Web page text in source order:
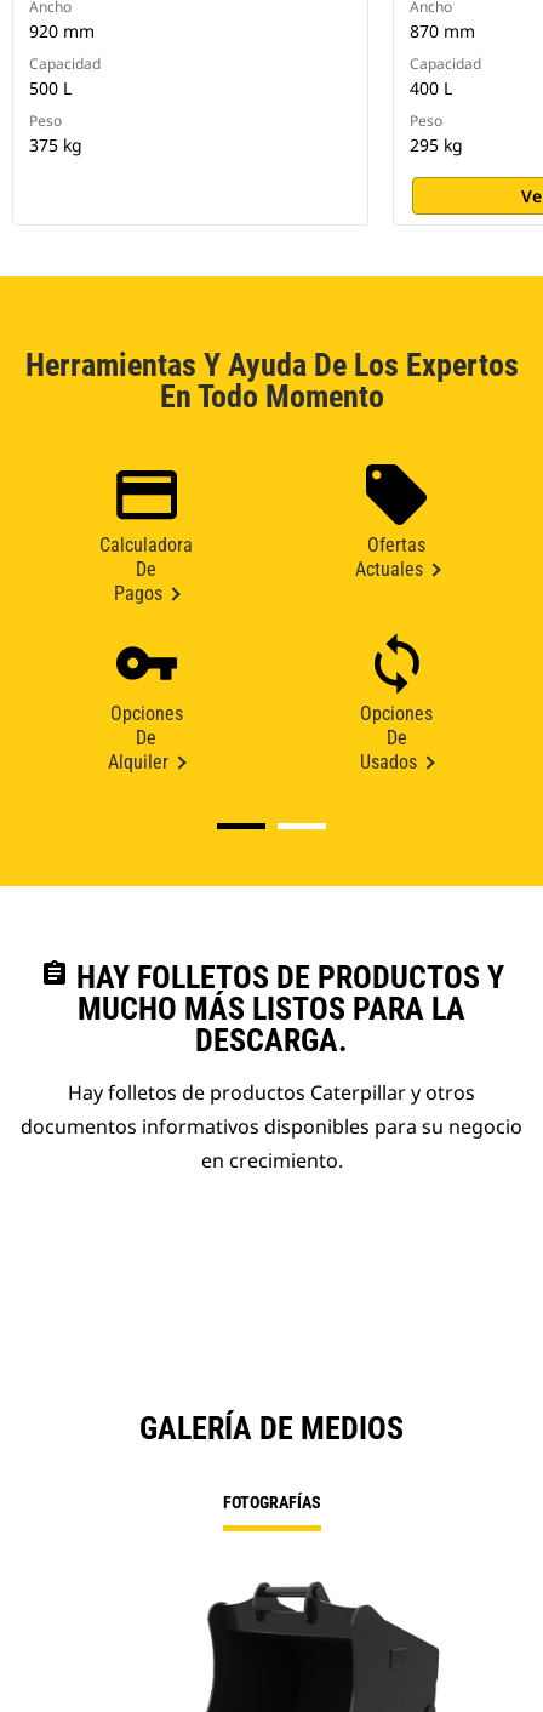
Ancho
920 mm
Capacidad
500 L
Peso
375 kg
Ancho
870 mm
Capacidad
400 L
Peso
295 kg
Herramientas Y Ayuda De Los Expertos
En Todo Momento
Calculadora
De
Pagos
Ofertas
Actuales
Opciones
De
Alquiler
Opciones
De
Usados
assignment HAY FOLLETOS DE PRODUCTOS Y
MUCHO MÁS LISTOS PARA LA
DESCARGA.
Hay folletos de productos Caterpillar y otros
documentos informativos disponibles para su negocio
en crecimiento.
GALERÍA DE MEDIOS
FOTOGRAFÍAS